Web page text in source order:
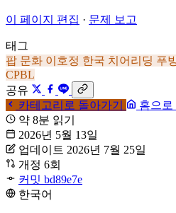
이 페이지 편집 · 문제 보고
태그
팝 문화 이호정 한국 치어리딩 푸
CPBL
공유
카테고리로 돌아가기
홈으로
약 8분 읽기
2026년 5월 13일
업데이트 2026년 7월 25일
개정 6회
커밋 bd89e7e
한국어